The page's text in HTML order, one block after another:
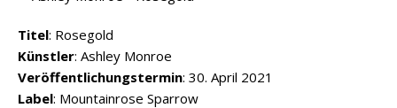
Titel: Rosegold
Künstler: Ashley Monroe
Veröffentlichungstermin: 30. April 2021
Label: Mountainrose Sparrow